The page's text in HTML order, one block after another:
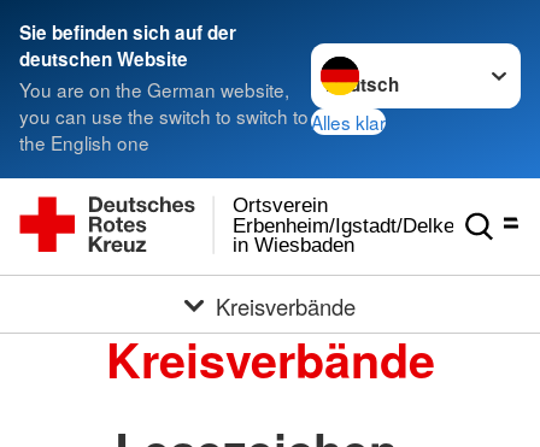
Sie befinden sich auf der
deutschen Website
You are on the German website,
you can use the switch to switch to
the English one
Sprache wechseln zu
Alles klar
in Wiesbaden
Erbenheim/Igstadt/Delkenheim
Ortsverein
Kreisverbände
Kreisverbände